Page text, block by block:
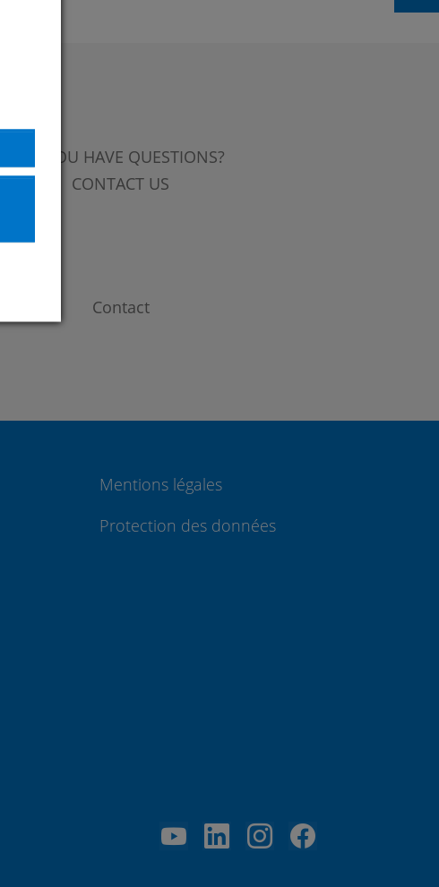
DO YOU HAVE QUESTIONS?
CONTACT US
Contact
Mentions légales
Protection des données